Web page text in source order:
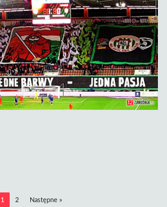
1 2 Następne »